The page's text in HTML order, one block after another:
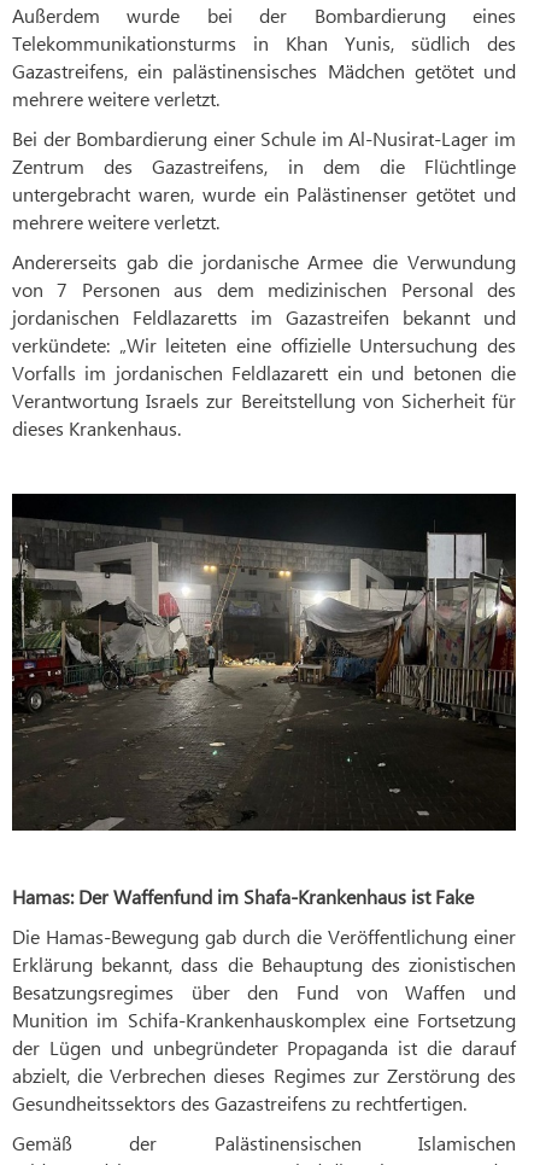
Außerdem wurde bei der Bombardierung eines
Telekommunikationsturms in Khan Yunis, südlich des
Gazastreifens, ein palästinensisches Mädchen getötet und
mehrere weitere verletzt.
Bei der Bombardierung einer Schule im Al-Nusirat-Lager im
Zentrum des Gazastreifens, in dem die Flüchtlinge
untergebracht waren, wurde ein Palästinenser getötet und
mehrere weitere verletzt.
Andererseits gab die jordanische Armee die Verwundung
von 7 Personen aus dem medizinischen Personal des
jordanischen Feldlazaretts im Gazastreifen bekannt und
verkündete: „Wir leiteten eine offizielle Untersuchung des
Vorfalls im jordanischen Feldlazarett ein und betonen die
Verantwortung Israels zur Bereitstellung von Sicherheit für
dieses Krankenhaus.
Hamas: Der Waffenfund im Shafa-Krankenhaus ist Fake
Die Hamas-Bewegung gab durch die Veröffentlichung einer
Erklärung bekannt, dass die Behauptung des zionistischen
Besatzungsregimes über den Fund von Waffen und
Munition im Schifa-Krankenhauskomplex eine Fortsetzung
der Lügen und unbegründeter Propaganda ist die darauf
abzielt, die Verbrechen dieses Regimes zur Zerstörung des
Gesundheitssektors des Gazastreifens zu rechtfertigen.
Gemäß der Palästinensischen Islamischen